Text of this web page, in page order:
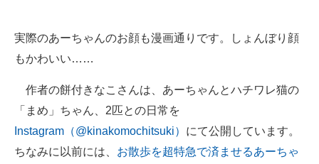
実際のあーちゃんのお顔も漫画通りです。しょんぼり顔
もかわいい……
作者の餅付きなこさんは、あーちゃんとハチワレ猫の
「まめ」ちゃん、2匹との日常を
Instagram（@kinakomochitsuki） にて公開しています。
ちなみに以前には、 お散歩を超特急で済ませるあーちゃ